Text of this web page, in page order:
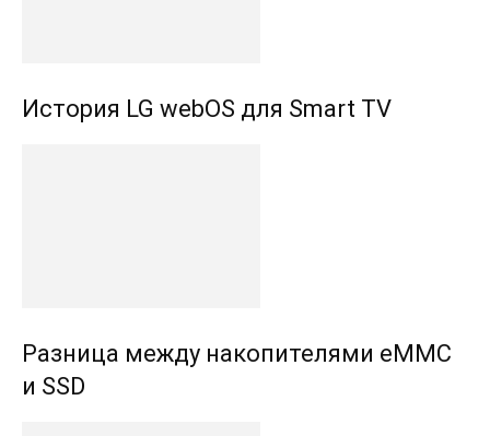
История LG webOS для Smart TV
Разница между накопителями eMMC
и SSD